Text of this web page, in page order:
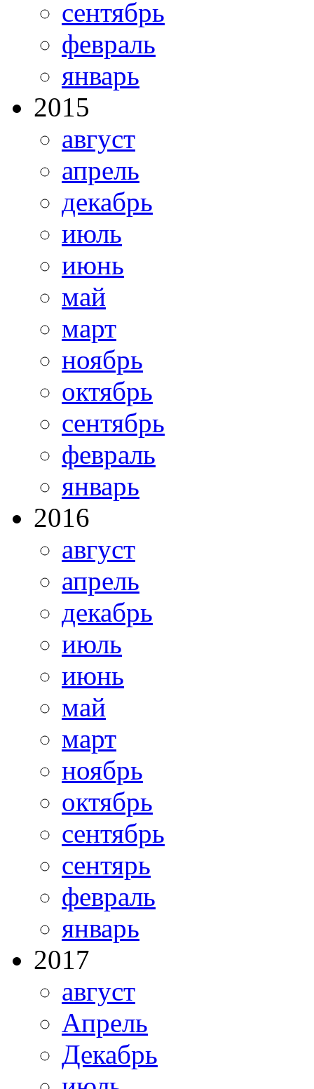
сентябрь
февраль
январь
2015
август
апрель
декабрь
июль
июнь
май
март
ноябрь
октябрь
сентябрь
февраль
январь
2016
август
апрель
декабрь
июль
июнь
май
март
ноябрь
октябрь
сентябрь
сентярь
февраль
январь
2017
август
Апрель
Декабрь